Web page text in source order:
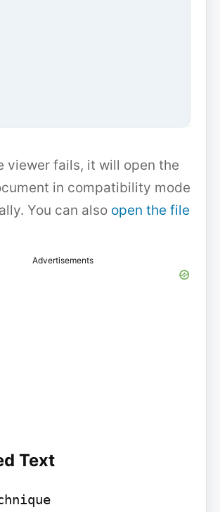
viewer fails, it will open the
in compatibility mode
You can also open the file
Advertisements
Text